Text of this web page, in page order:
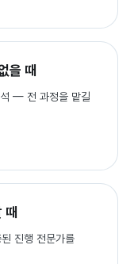
을 때
석 — 전 과정을 맡길
때
진행 전문가를